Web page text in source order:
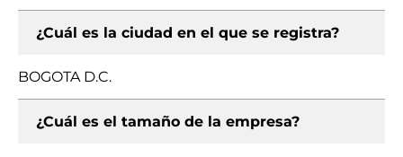
¿Cuál es la ciudad en el que se registra?
BOGOTA D.C.
¿Cuál es el tamaño de la empresa?